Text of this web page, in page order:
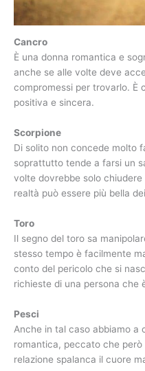
Cancro
È una donna romantica e
anche se alle volte deve
compromessi per trovarlo. È
positiva e sincera.
Scorpione
Di solito non concede molto
soprattutto tende a farsi un
volte dovrebbe solo
realtà può essere più bella
Toro
Il segno del toro sa
stesso tempo è facilmente
conto del pericolo che si
richieste di una persona che
Pesci
Anche in tal caso abbiamo a
romantica, peccato che
relazione spalanca il cuore